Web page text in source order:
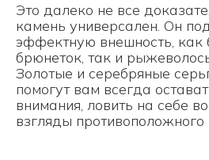
Это далеко не все
камень универсален. Он
эффектную внешность, как
брюнеток, так и
Золотые и серебряные
помогут вам всегда
внимания, ловить на себе
взгляды противоположного